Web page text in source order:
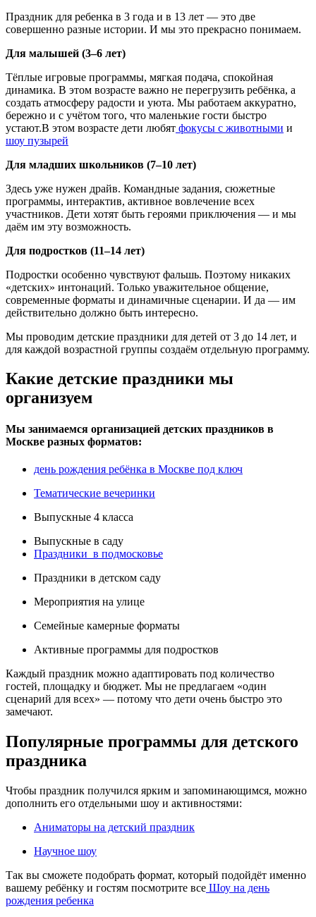
Праздник для ребенка в 3 года и в 13 лет — это две
совершенно разные истории. И мы это прекрасно понимаем.
Для малышей (3–6 лет)
Тёплые игровые программы, мягкая подача, спокойная
динамика. В этом возрасте важно не перегрузить ребёнка, а
создать атмосферу радости и уюта. Мы работаем аккуратно,
бережно и с учётом того, что маленькие гости быстро
устают.В этом возрасте дети любят фокусы с животными и
шоу пузырей
Для младших школьников (7–10 лет)
Здесь уже нужен драйв. Командные задания, сюжетные
программы, интерактив, активное вовлечение всех
участников. Дети хотят быть героями приключения — и мы
даём им эту возможность.
Для подростков (11–14 лет)
Подростки особенно чувствуют фальшь. Поэтому никаких
«детских» интонаций. Только уважительное общение,
современные форматы и динамичные сценарии. И да — им
действительно должно быть интересно.
Мы проводим детские праздники для детей от 3 до 14 лет, и
для каждой возрастной группы создаём отдельную программу.
Какие детские праздники мы
организуем
Мы занимаемся организацией детских праздников в
Москве разных форматов:
день рождения ребёнка в Москве под ключ
Тематические вечеринки
Выпускные 4 класса
Выпускные в саду
Праздники в подмосковье
Праздники в детском саду
Мероприятия на улице
Семейные камерные форматы
Активные программы для подростков
Каждый праздник можно адаптировать под количество
гостей, площадку и бюджет. Мы не предлагаем «один
сценарий для всех» — потому что дети очень быстро это
замечают.
Популярные программы для детского
праздника
Чтобы праздник получился ярким и запоминающимся, можно
дополнить его отдельными шоу и активностями:
Аниматоры на детский праздник
Научное шоу
Так вы сможете подобрать формат, который подойдёт именно
вашему ребёнку и гостям посмотрите все Шоу на день
рождения ребенка